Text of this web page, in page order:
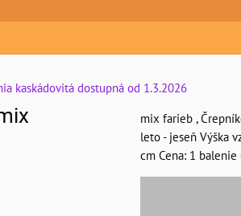
kaskádovitá dostupná od 1.3.2026
mix farieb ,
leto - jeseň Výška
cm Cena: 1 balenie